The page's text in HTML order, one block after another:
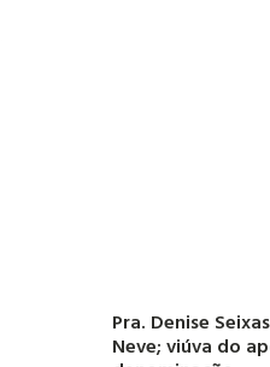
Pra. Denise
Neve; viúva do